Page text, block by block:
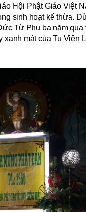
Hội Phật Giáo Việt
sinh hoạt kế thừa.
Từ Phụ ba năm qua
xanh mát của Tu